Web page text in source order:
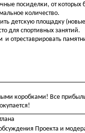
посиделки, от которых
количество.
детскую площадку
для спортивных занятий.
отреставрировать
коробками! Все
Проекта и